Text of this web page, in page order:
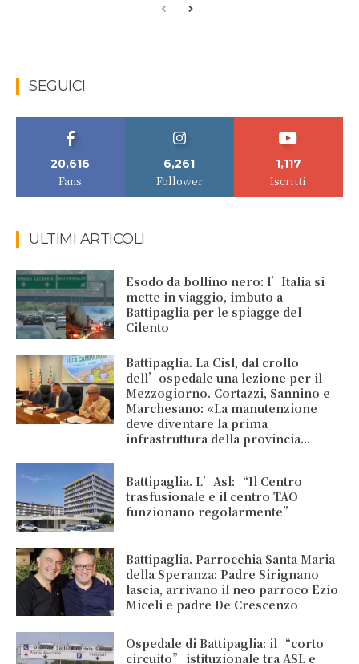
SEGUICI
20,616
Fans
6,261
Follower
1,117
Iscritti
ULTIMI ARTICOLI
Esodo da bollino nero: l’Italia si
mette in viaggio, imbuto a
Battipaglia per le spiagge del
Cilento
Battipaglia. La Cisl, dal crollo
dell’ospedale una lezione per il
Mezzogiorno. Cortazzi, Sannino e
Marchesano: «La manutenzione
deve diventare la prima
infrastruttura della provincia...
Battipaglia. L’Asl: “Il Centro
trasfusionale e il centro TAO
funzionano regolarmente”
Battipaglia. Parrocchia Santa Maria
della Speranza: Padre Sirignano
lascia, arrivano il neo parroco Ezio
Miceli e padre De Crescenzo
Ospedale di Battipaglia: il “corto
circuito” istituzionale tra ASL e